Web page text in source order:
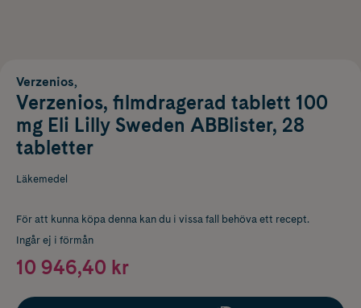
Verzenios,
Verzenios, filmdragerad tablett 100
mg Eli Lilly Sweden ABBlister, 28
tabletter
Läkemedel
För att kunna köpa denna kan du i vissa fall behöva ett recept.
Ingår ej i förmån
10 946,40 kr